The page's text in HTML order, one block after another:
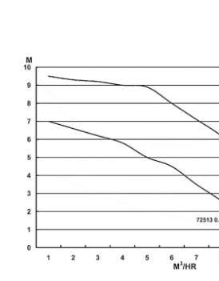
Működési tartomány: 28 m3/h H=10m - Tápfeszültség: 230
V